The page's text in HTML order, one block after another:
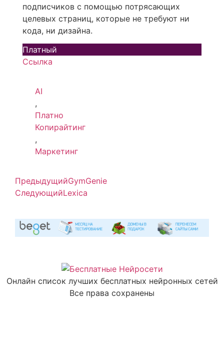
подписчиков с помощью потрясающих
целевых страниц, которые не требуют ни
кода, ни дизайна.
Платный
Ссылка
AI
,
Платно
Копирайтинг
,
Маркетинг
ПредыдущийGymGenie
СледующийLexica
Онлайн список лучших бесплатных нейронных сетей
Все права сохранены